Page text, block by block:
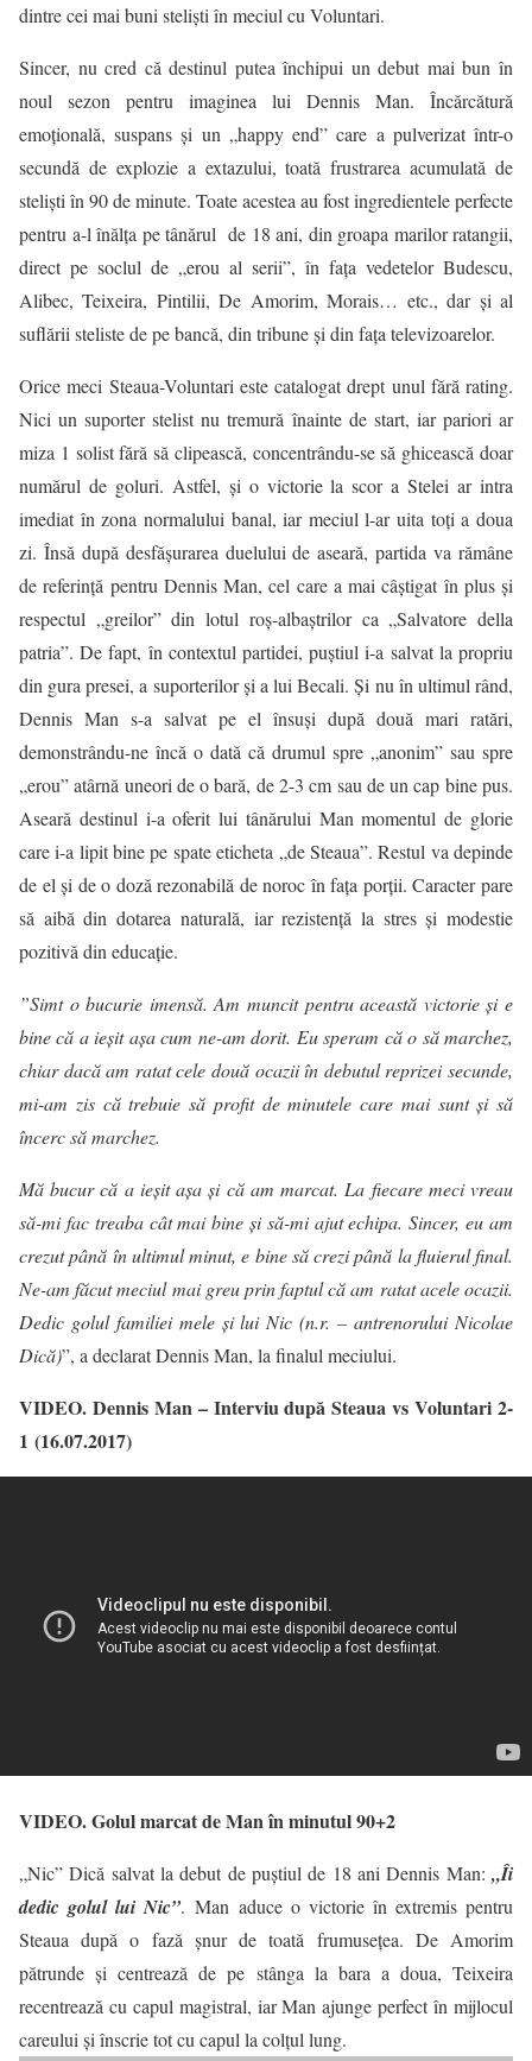
dintre cei mai buni steliști în meciul cu Voluntari.
Sincer, nu cred că destinul putea închipui un debut mai bun în
noul sezon pentru imaginea lui Dennis Man. Încărcătură
emoțională, suspans și un „happy end” care a pulverizat într-o
secundă de explozie a extazului, toată frustrarea acumulată de
steliști în 90 de minute. Toate acestea au fost ingredientele perfecte
pentru a-l înălța pe tânărul de 18 ani, din groapa marilor ratangii,
direct pe soclul de „erou al serii”, în fața vedetelor Budescu,
Alibec, Teixeira, Pintilii, De Amorim, Morais… etc., dar și al
suflării steliste de pe bancă, din tribune și din fața televizoarelor.
Orice meci Steaua-Voluntari este catalogat drept unul fără rating.
Nici un suporter stelist nu tremură înainte de start, iar pariori ar
miza 1 solist fără să clipească, concentrându-se să ghicească doar
numărul de goluri. Astfel, și o victorie la scor a Stelei ar intra
imediat în zona normalului banal, iar meciul l-ar uita toți a doua
zi. Însă după desfășurarea duelului de aseară, partida va rămâne
de referință pentru Dennis Man, cel care a mai câștigat în plus și
respectul „greilor” din lotul roș-albaștrilor ca „Salvatore della
patria”. De fapt, în contextul partidei, puștiul i-a salvat la propriu
din gura presei, a suporterilor și a lui Becali. Și nu în ultimul rând,
Dennis Man s-a salvat pe el însuși după două mari ratări,
demonstrându-ne încă o dată că drumul spre „anonim” sau spre
„erou” atârnă uneori de o bară, de 2-3 cm sau de un cap bine pus.
Aseară destinul i-a oferit lui tânărului Man momentul de glorie
care i-a lipit bine pe spate eticheta „de Steaua”. Restul va depinde
de el și de o doză rezonabilă de noroc în fața porții. Caracter pare
să aibă din dotarea naturală, iar rezistență la stres și modestie
pozitivă din educație.
”Simt o bucurie imensă. Am muncit pentru această victorie și e
bine că a ieșit așa cum ne-am dorit. Eu speram că o să marchez,
chiar dacă am ratat cele două ocazii în debutul reprizei secunde,
mi-am zis că trebuie să profit de minutele care mai sunt și să
încerc să marchez.
Mă bucur că a ieșit așa și că am marcat. La fiecare meci vreau
să-mi fac treaba cât mai bine și să-mi ajut echipa. Sincer, eu am
crezut până în ultimul minut, e bine să crezi până la fluierul final.
Ne-am făcut meciul mai greu prin faptul că am ratat acele ocazii.
Dedic golul familiei mele și lui Nic (n.r. – antrenorului Nicolae
Dică)”, a declarat Dennis Man, la finalul meciului.
VIDEO. Dennis Man – Interviu după Steaua vs Voluntari 2-
1 (16.07.2017)
VIDEO. Golul marcat de Man în minutul 90+2
„Nic” Dică salvat la debut de puștiul de 18 ani Dennis Man: „Îi
dedic golul lui Nic”. Man aduce o victorie în extremis pentru
Steaua după o fază șnur de toată frumusețea. De Amorim
pătrunde și centrează de pe stânga la bara a doua, Teixeira
recentrează cu capul magistral, iar Man ajunge perfect în mijlocul
careului şi înscrie tot cu capul la colţul lung.